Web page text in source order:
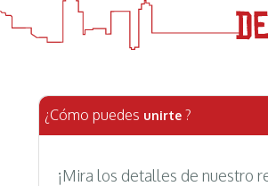
¿Cómo puedes unirte ?
¡Mira los detalles de nuestro